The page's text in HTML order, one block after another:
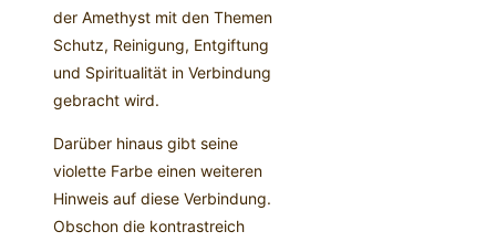
der Amethyst mit den Themen
Schutz, Reinigung, Entgiftung
und Spiritualität in Verbindung
gebracht wird.
Darüber hinaus gibt seine
violette Farbe einen weiteren
Hinweis auf diese Verbindung.
Obschon die kontrastreich